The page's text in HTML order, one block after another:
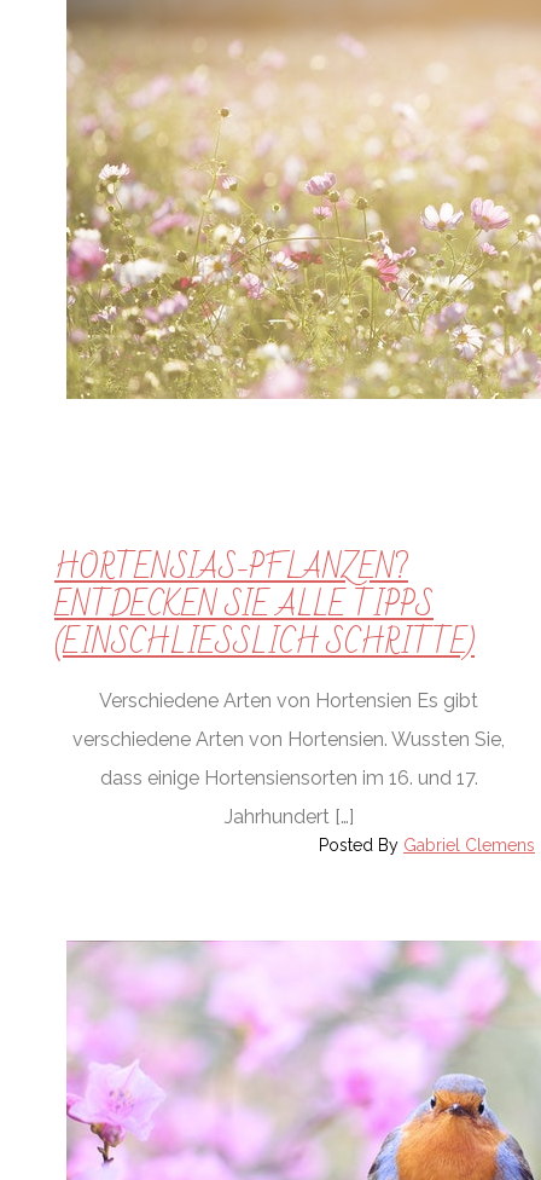
HORTENSIAS-PFLANZEN?
ENTDECKEN SIE ALLE TIPPS
(EINSCHLIESSLICH SCHRITTE)
Posted By Gabriel Clemens
Verschiedene Arten von Hortensien Es gibt
verschiedene Arten von Hortensien. Wussten Sie,
dass einige Hortensiensorten im 16. und 17.
Jahrhundert […]